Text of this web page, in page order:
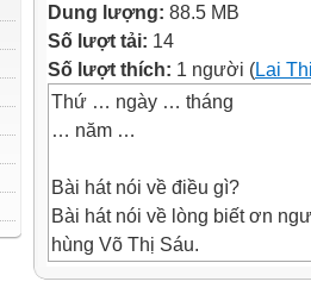
Dung lượng: 88.5 MB
Số lượt tải: 14
Số lượt thích: 1 người (Lai
Thứ … ngày … tháng
… năm …
Bài hát nói về điều gì?
Bài hát nói về lòng biết ơn
hùng Võ Thị Sáu.